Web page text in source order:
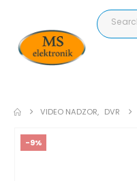
VIDEO NADZOR, DVR
-9%